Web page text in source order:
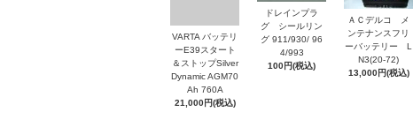
VARTA バッテリ
ーE39スタート
＆ストップSilver
Dynamic AGM70
Ah 760A
21,000円(税込)
ドレインプラ
グ シールリン
グ 911/930/ 96
4/993
100円(税込)
ＡＣデルコ メ
ンテナンスフリ
ーバッテリー L
N3(20-72)
13,000円(税込)